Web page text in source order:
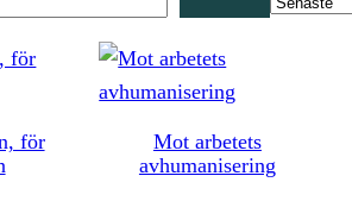
för
Mot arbetets
avhumanisering